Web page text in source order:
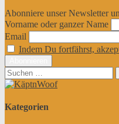
Abonniere unser Newsletter
Vorname oder ganzer Name
Email
Indem Du fortfährst,
Suchen
nach:
Kategorien